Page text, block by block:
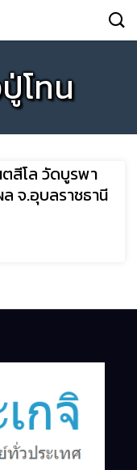
โทน
สีโล วัดบูรพา
จ.อุบลราชธานี